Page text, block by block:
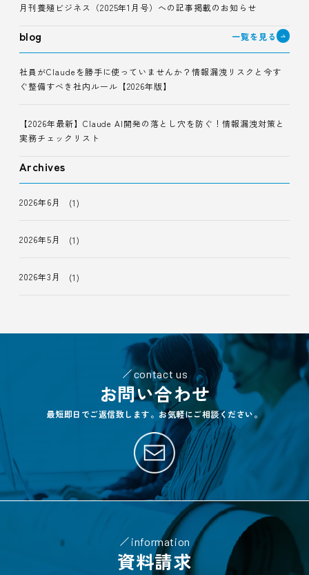
月刊養殖ビジネス（2025年1月号）への記事掲載のお知らせ
blog 一覧を見る
社員がClaudeを勝手に使っていませんか？情報漏洩リスクと今す
ぐ整備すべき社内ルール【2026年版】
【2026年最新】Claude AI開発の落とし穴を防ぐ！情報漏洩対策と
実務チェックリスト
Archives
2026年6月 (1)
2026年5月 (1)
2026年3月 (1)
contact us
お問い合わせ
最短即日でご返信致します。お気軽にご相談ください。
information
資料請求